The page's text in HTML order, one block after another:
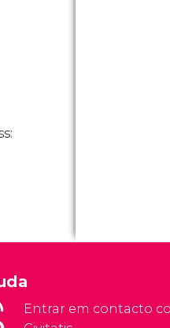
Entrar em contacto